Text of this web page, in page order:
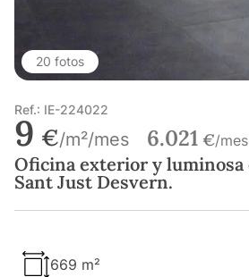
20 fotos
Ref.: IE-224022
9 €/m²/mes 6.021 €/mes
Oficina exterior y luminosa
Sant Just Desvern.
669 m²